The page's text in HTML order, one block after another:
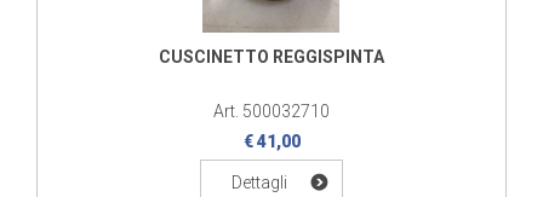
CUSCINETTO REGGISPINTA
Art. 500032710
€ 41,00
Dettagli